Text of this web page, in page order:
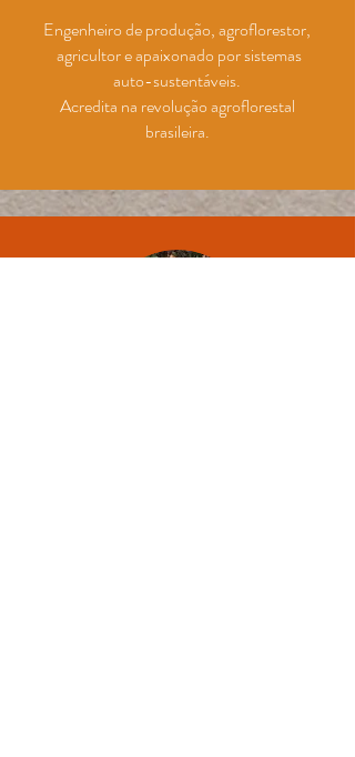
Engenheiro de produção, agroflorestor,
agricultor e apaixonado por sistemas
auto-sustentáveis.
Acredita na revolução agroflorestal
brasileira.